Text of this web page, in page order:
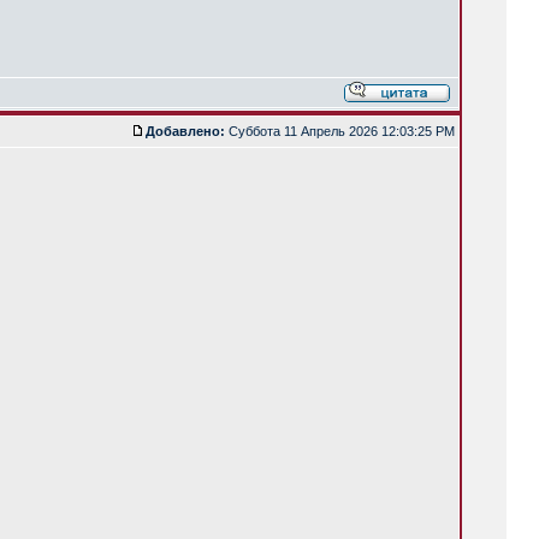
Добавлено: Суббота 11 Апрель 2026 12:03:25 PM